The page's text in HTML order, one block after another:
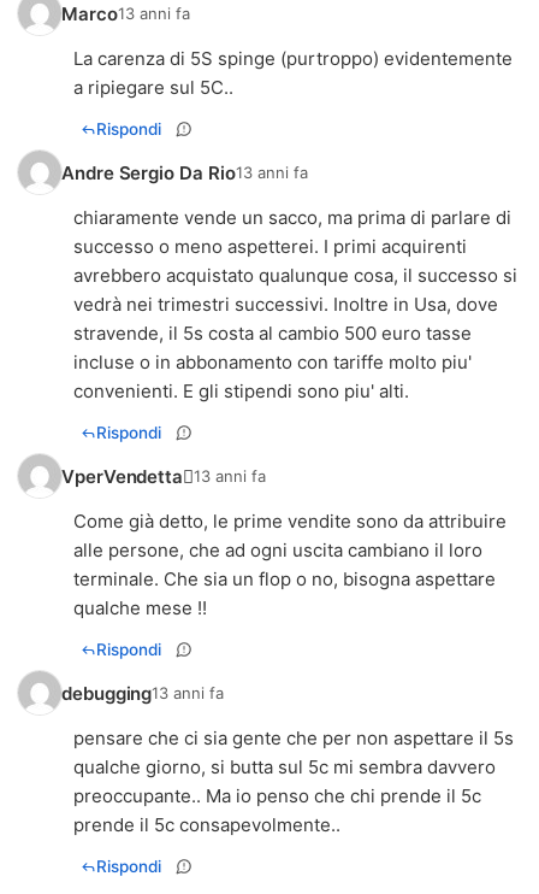
Marco13 anni fa
La carenza di 5S spinge (purtroppo) evidentemente
a ripiegare sul 5C..
Rispondi
Andre Sergio Da Rio13 anni fa
chiaramente vende un sacco, ma prima di parlare di
successo o meno aspetterei. I primi acquirenti
avrebbero acquistato qualunque cosa, il successo si
vedrà nei trimestri successivi. Inoltre in Usa, dove
stravende, il 5s costa al cambio 500 euro tasse
incluse o in abbonamento con tariffe molto piu'
convenienti. E gli stipendi sono piu' alti.
Rispondi
VperVendetta13 anni fa
Come già detto, le prime vendite sono da attribuire
alle persone, che ad ogni uscita cambiano il loro
terminale. Che sia un flop o no, bisogna aspettare
qualche mese !!
Rispondi
debugging13 anni fa
pensare che ci sia gente che per non aspettare il 5s
qualche giorno, si butta sul 5c mi sembra davvero
preoccupante.. Ma io penso che chi prende il 5c
prende il 5c consapevolmente..
Rispondi